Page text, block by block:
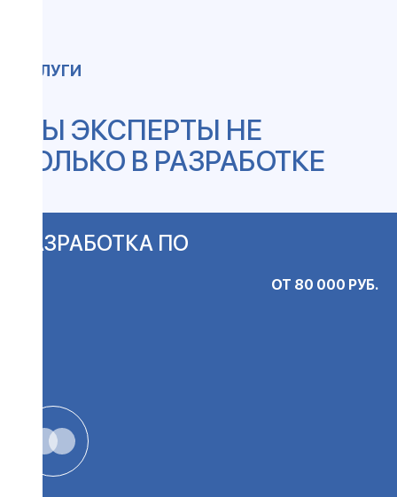
УСЛУГИ
МЫ ЭКСПЕРТЫ НЕ
ТОЛЬКО В РАЗРАБОТКЕ
РАЗРАБОТКА ПО
ОТ 80 000 РУБ.